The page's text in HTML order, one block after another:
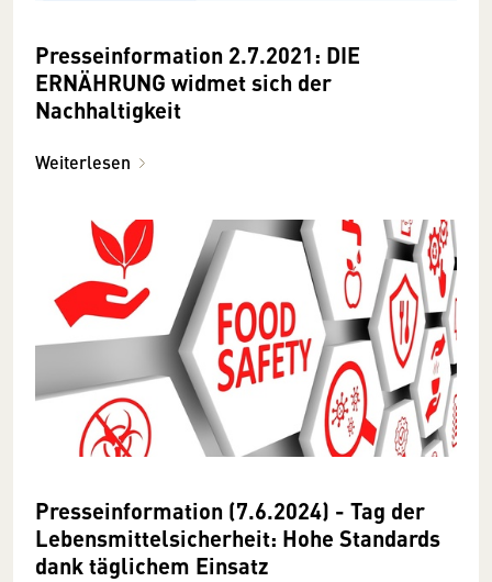
Presseinformation 2.7.2021: DIE
ERNÄHRUNG widmet sich der
Nachhaltigkeit
Weiterlesen
Presseinformation (7.6.2024) - Tag der
Lebensmittelsicherheit: Hohe Standards
dank täglichem Einsatz